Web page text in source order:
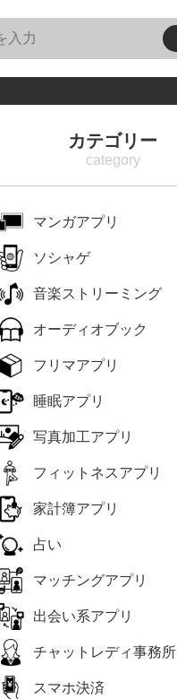
カテゴリー
マンガアプリ
ソシャゲ
音楽ストリーミング
オーディオブック
フリマアプリ
睡眠アプリ
写真加工アプリ
フィットネスアプリ
家計簿アプリ
占い
マッチングアプリ
出会い系アプリ
チャットレディ事務所
スマホ決済